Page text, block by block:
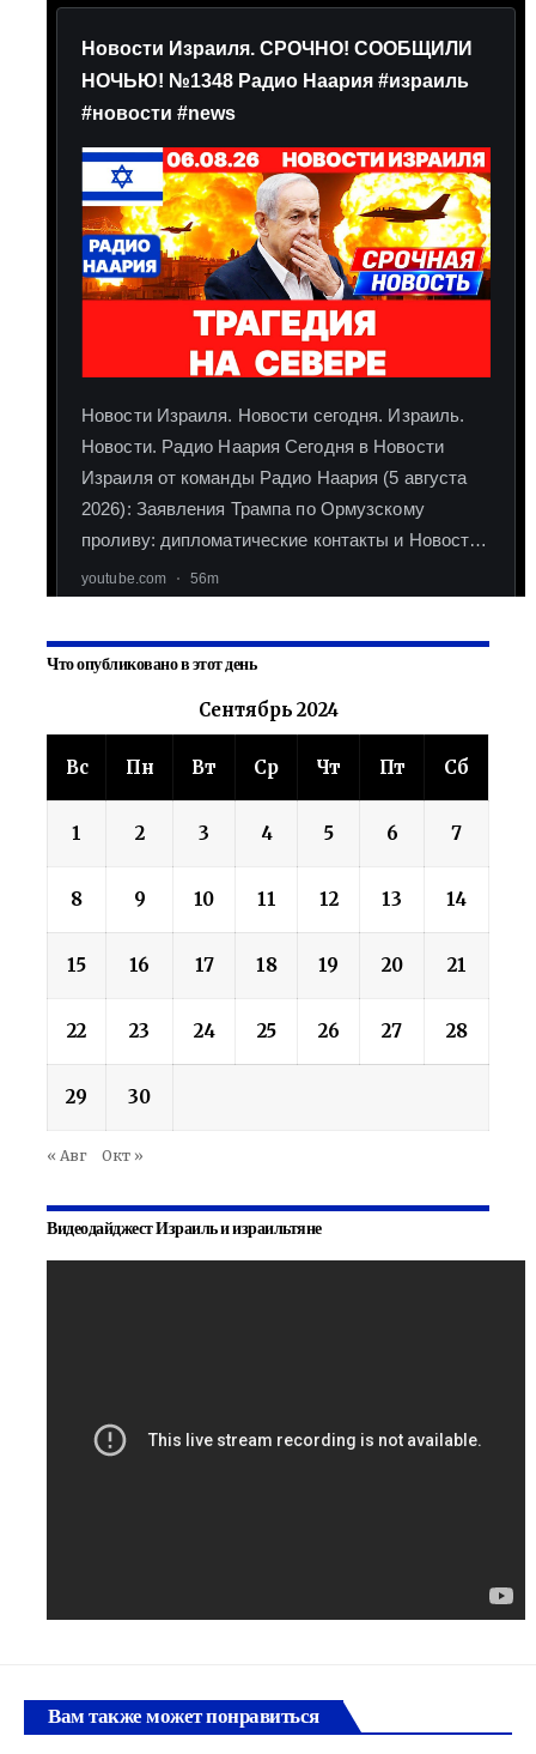
Что опубликовано в этот день
Сентябрь 2024
Вс Пн Вт Ср Чт Пт Сб
1 2 3 4 5 6 7
8 9 10 11 12 13 14
15 16 17 18 19 20 21
22 23 24 25 26 27 28
29 30
« Авг Окт »
Видеодайджест Израиль и израильтяне
Вам также может понравиться